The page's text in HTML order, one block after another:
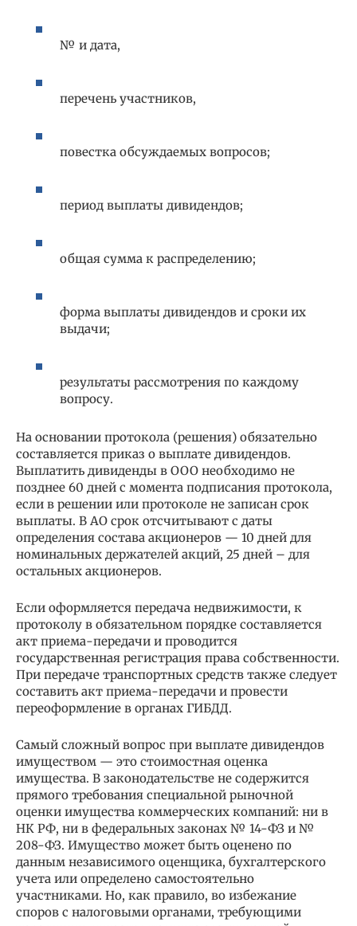
№ и дата,
перечень участников,
повестка обсуждаемых вопросов;
период выплаты дивидендов;
общая сумма к распределению;
форма выплаты дивидендов и сроки их
выдачи;
результаты рассмотрения по каждому
вопросу.
На основании протокола (решения) обязательно
составляется приказ о выплате дивидендов.
Выплатить дивиденды в ООО необходимо не
позднее 60 дней с момента подписания протокола,
если в решении или протоколе не записан срок
выплаты. В АО срок отсчитывают с даты
определения состава акционеров — 10 дней для
номинальных держателей акций, 25 дней – для
остальных акционеров.
Если оформляется передача недвижимости, к
протоколу в обязательном порядке составляется
акт приема-передачи и проводится
государственная регистрация права собственности.
При передаче транспортных средств также следует
составить акт приема-передачи и провести
переоформление в органах ГИБДД.
Самый сложный вопрос при выплате дивидендов
имуществом — это стоимостная оценка
имущества. В законодательстве не содержится
прямого требования специальной рыночной
оценки имущества коммерческих компаний: ни в
НК РФ, ни в федеральных законах № 14-ФЗ и №
208-ФЗ. Имущество может быть оценено по
данным независимого оценщика, бухгалтерского
учета или определено самостоятельно
участниками. Но, как правило, во избежание
споров с налоговыми органами, требующими